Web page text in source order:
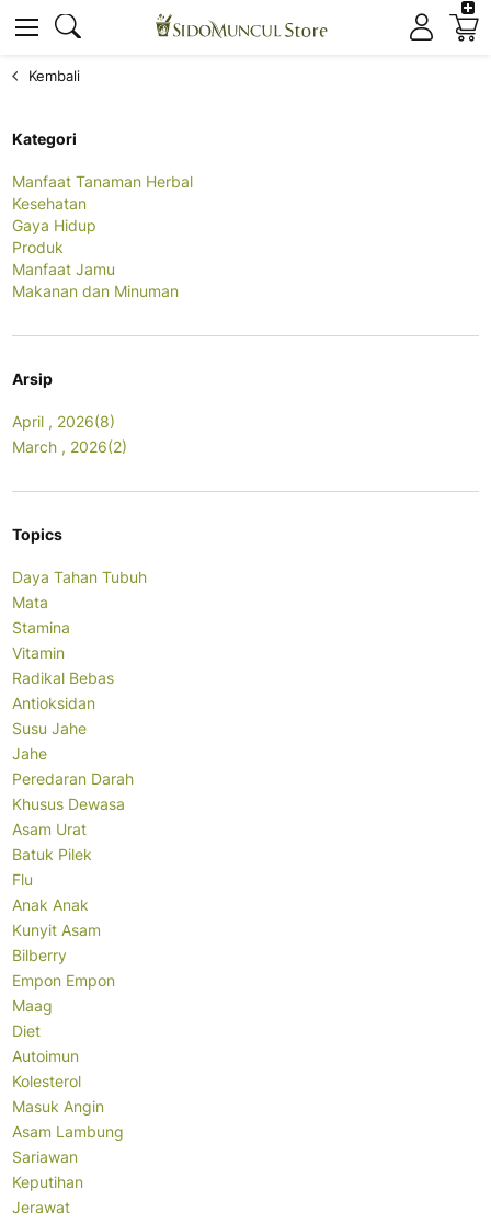
Kembali
Kategori
Manfaat Tanaman Herbal
Kesehatan
Gaya Hidup
Produk
Manfaat Jamu
Makanan dan Minuman
Arsip
April , 2026(8)
March , 2026(2)
Topics
Daya Tahan Tubuh
Mata
Stamina
Vitamin
Radikal Bebas
Antioksidan
Susu Jahe
Jahe
Peredaran Darah
Khusus Dewasa
Asam Urat
Batuk Pilek
Flu
Anak Anak
Kunyit Asam
Bilberry
Empon Empon
Maag
Diet
Autoimun
Kolesterol
Masuk Angin
Asam Lambung
Sariawan
Keputihan
Jerawat